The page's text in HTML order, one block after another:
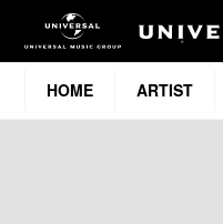
HOME ARTIST